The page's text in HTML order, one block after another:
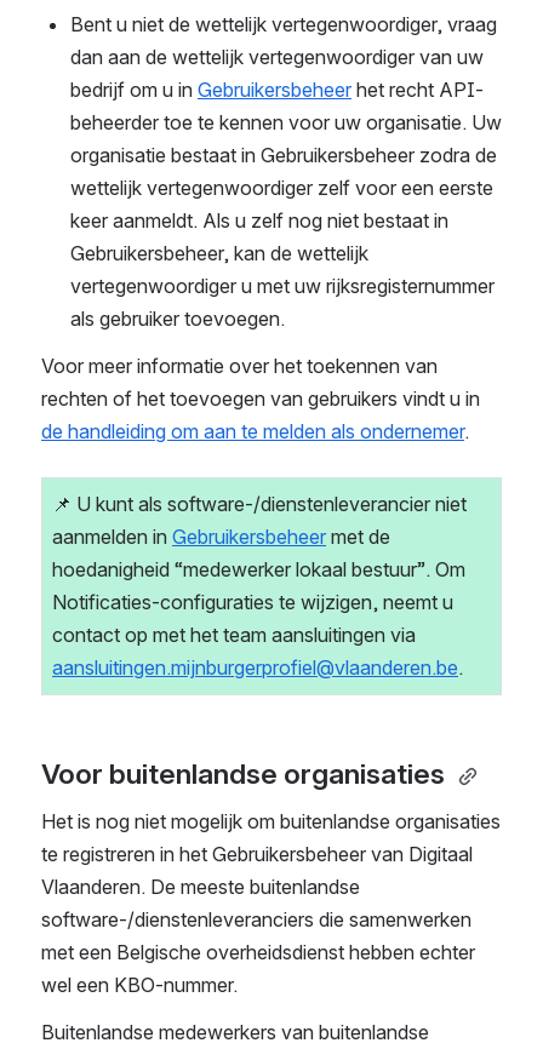
Bent u niet de wettelijk vertegenwoordiger, vraag
dan aan de wettelijk vertegenwoordiger van uw
bedrijf om u in Gebruikersbeheer het recht API-
beheerder toe te kennen voor uw organisatie. Uw
organisatie bestaat in Gebruikersbeheer zodra de
wettelijk vertegenwoordiger zelf voor een eerste
keer aanmeldt. Als u zelf nog niet bestaat in
Gebruikersbeheer, kan de wettelijk
vertegenwoordiger u met uw rijksregisternummer
als gebruiker toevoegen.
Voor meer informatie over het toekennen van
de handleiding om aan te melden als ondernemer.
📌 U kunt als software-/dienstenleverancier niet
aanmelden in Gebruikersbeheer met de
hoedanigheid “medewerker lokaal bestuur”. Om
Notificaties-configuraties te wijzigen, neemt u
aansluitingen.mijnburgerprofiel@vlaanderen.be.
Voor buitenlandse organisaties
Het is nog niet mogelijk om buitenlandse organisaties
te registreren in het Gebruikersbeheer van Digitaal
Vlaanderen. De meeste buitenlandse
software-/dienstenleveranciers die samenwerken
met een Belgische overheidsdienst hebben echter
wel een KBO-nummer.
Buitenlandse medewerkers van buitenlandse